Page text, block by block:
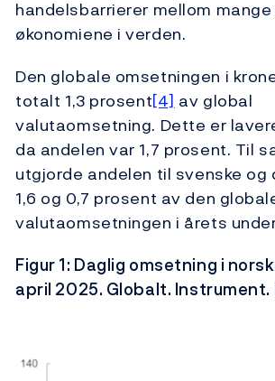
handelsbarrierer mellom
økonomiene i verden.
Den globale omsetningen i
totalt 1,3 prosent[4]av global
valutaomsetning. Dette er
da andelen var 1,7 prosent. Til
utgjorde andelen til svenske og
1,6 og 0,7 prosent av den
valutaomsetningen i årets
Figur 1: Daglig omsetning i
april 2025. Globalt. Instrument.